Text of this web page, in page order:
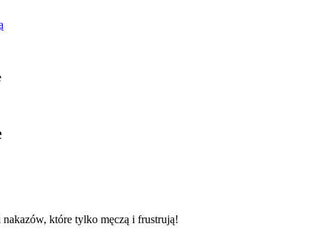
które tylko męczą i frustrują!